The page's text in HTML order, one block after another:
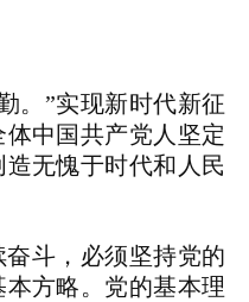
”实现新时代新征
中国共产党人坚定
无愧于时代和人民
，必须坚持党的
方略。党的基本理